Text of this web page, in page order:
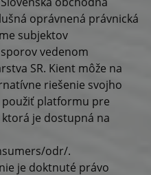
oprávnená právnická
subjektov
vedenom
SR. Kient môže na
riešenie svojho
platformu pre
je dostupná na
odr/.
je doktnuté právo